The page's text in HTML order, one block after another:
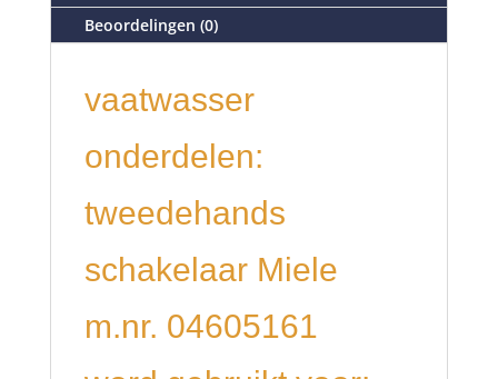
Beoordelingen (0)
vaatwasser
onderdelen:
tweedehands
schakelaar Miele
m.nr. 04605161